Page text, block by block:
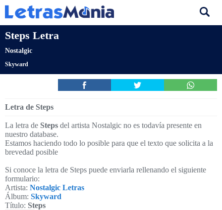
Steps Letra
Nostalgic
Skyward
Letra de Steps
La letra de Steps del artista Nostalgic no es todavía presente en
nuestro database.
Estamos haciendo todo lo posible para que el texto que solicita a la
brevedad posible
Si conoce la letra de Steps puede enviarla rellenando el siguiente
formulario:
Artista: Nostalgic Letras
Álbum: Skyward
Título: Steps